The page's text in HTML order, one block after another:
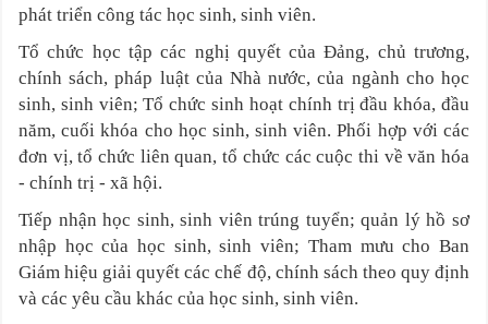
phát triển công tác học sinh, sinh viên.
Tổ chức học tập các nghị quyết của Đảng, chủ trương,
chính sách, pháp luật của Nhà nước, của ngành cho học
sinh, sinh viên; Tổ chức sinh hoạt chính trị đầu khóa, đầu
năm, cuối khóa cho học sinh, sinh viên. Phối hợp với các
đơn vị, tổ chức liên quan, tổ chức các cuộc thi về văn hóa
- chính trị - xã hội.
Tiếp nhận học sinh, sinh viên trúng tuyển; quản lý hồ sơ
nhập học của học sinh, sinh viên; Tham mưu cho Ban
Giám hiệu giải quyết các chế độ, chính sách theo quy định
và các yêu cầu khác của học sinh, sinh viên.